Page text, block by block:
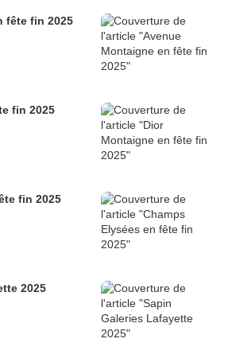
fête fin 2025
fin 2025
fin 2025
2025